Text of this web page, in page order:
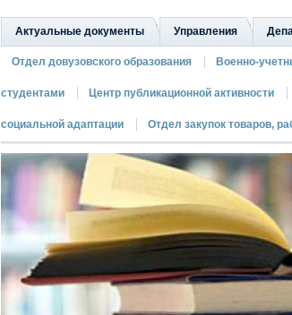
Актуальные документы Управления
Отдел довузовского образования Военно-
студентами Центр публикационной активности
социальной адаптации Отдел закупок товаров,